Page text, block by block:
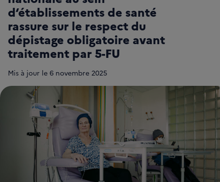
d‘établissements de santé
rassure sur le respect du
dépistage obligatoire avant
traitement par 5-FU
Mis à jour le 6 novembre 2025